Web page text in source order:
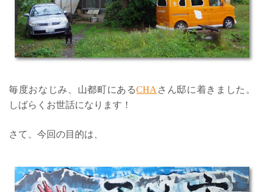
毎度おなじみ、山都町にあるCHA さん邸に着きました。
しばらくお世話になります！
さて、今回の目的は、